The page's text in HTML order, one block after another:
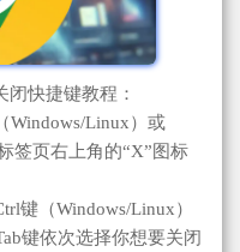
闭快捷键教程：
Windows/Linux）或
签页右上角的“X”图标
键（Windows/Linux）
键依次选择你想要关闭